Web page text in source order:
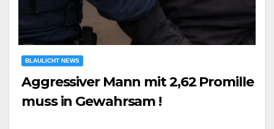
BLAULICHT NEWS
Aggressiver Mann mit 2,62 Promille
muss in Gewahrsam !